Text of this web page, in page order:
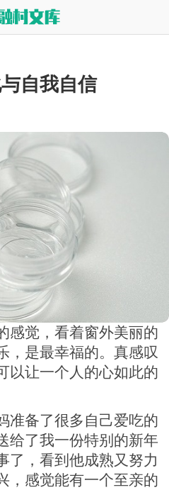
自我自信
感觉，看着窗外美丽的
，是最幸福的。真感叹
以让一个人的心如此的
准备了很多自己爱吃的
给了我一份特别的新年
了，看到他成熟又努力
，感觉能有一个至亲的